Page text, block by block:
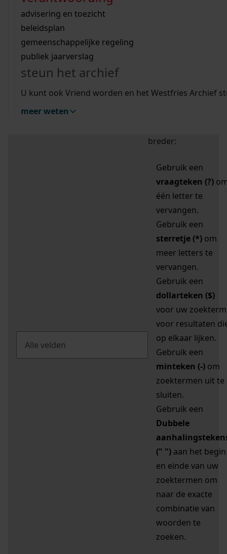
bouwvergunningen
omgevingsvergunningen
vergunningen
beeld en geluid
uitleg nodig?
Wij helpen u op weg met een aantal zoektips.
bekijk alle zoektips
Wij helpen u op weg met een aantal zoektips.
bekijk alle zoektips
bekijk ons geschiedenislokaal
advisering en toezicht
beleidsplan
gemeenschappelijke regeling
publiek jaarverslag
steun het archief
U kunt ook Vriend worden en het Westfries Archief
meer weten
zoektips
Mijn Studiezaal (inloggen)
uw zoekopdracht te
breder:
Gebruik een
vraagteken (?)
één letter te
vervangen.
Gebruik een
sterretje (*) om
meer letters te
vervangen.
Gebruik een
dollarteken ($)
voor uw zoekterm
voor resultaten
op elkaar lijken.
Gebruik een
minteken (-) om
zoektermen uit te
sluiten.
Gebruik een
Dubbele
(" ") aan het begin
en einde van uw
zoektermen om
naar de exacte
combinatie van
woorden te
zoeken.